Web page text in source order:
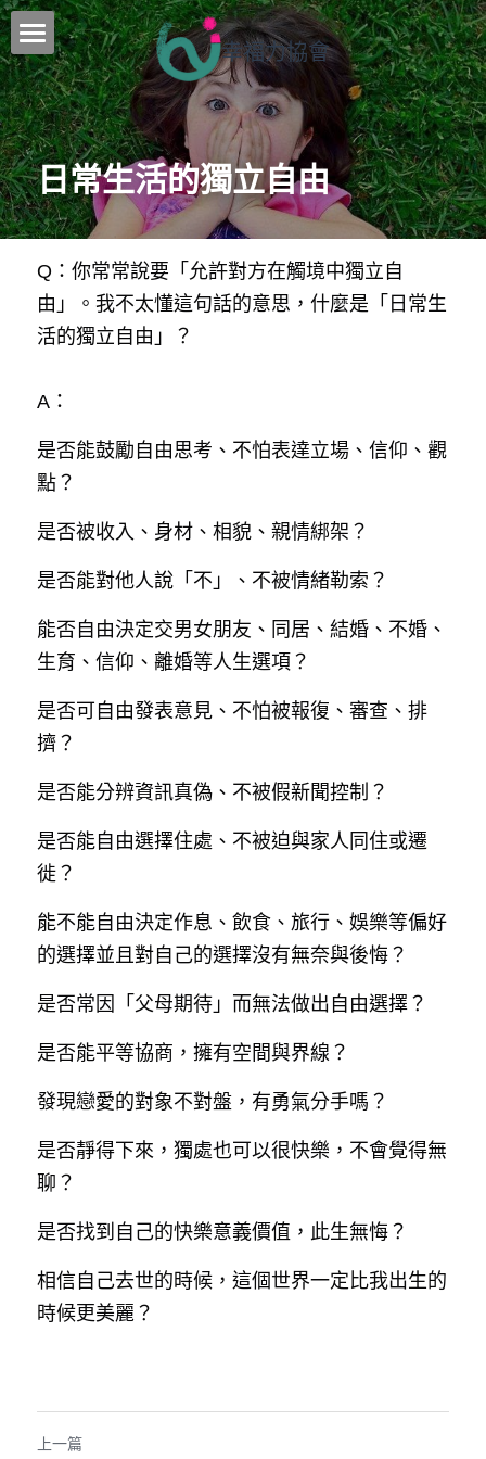
幸福力協會
核心工作
最新消息
課程介紹
行事曆
團隊
聯絡我們
me time
修行地圖
幸福力採訪
日常生活的獨立自由
Q：你常常說要「允許對方在觸境中獨立自
由」。我不太懂這句話的意思，什麼是「日常生
活的獨立自由」？
A：
是否能鼓勵自由思考、不怕表達立場、信仰、觀
點？
是否被收入、身材、相貌、親情綁架 ？
是否能對他人說「不」、不被情緒勒索 ？
能否自由決定交男女朋友、同居、結婚、不婚、
生育、信仰、離婚等人生選項 ？
是否可自由發表意見、不怕被報復、審查、排
擠 ？
是否能分辨資訊真偽、不被假新聞控制 ？
是否能自由選擇住處、不被迫與家人同住或遷
徙 ？
能不能自由決定作息、飲食、旅行、娛樂等偏好
的選擇並且對自己的選擇沒有無奈與後悔 ？
是否常因「父母期待」而無法做出自由選擇 ？
是否能平等協商，擁有空間與界線 ？
發現戀愛的對象不對盤，有勇氣分手嗎？
是否靜得下來，獨處也可以很快樂，不會覺得無
聊 ？
是否找到自己的快樂意義價值，此生無悔？
相信自己去世的時候，這個世界一定比我出生的
時候更美麗？
上一篇